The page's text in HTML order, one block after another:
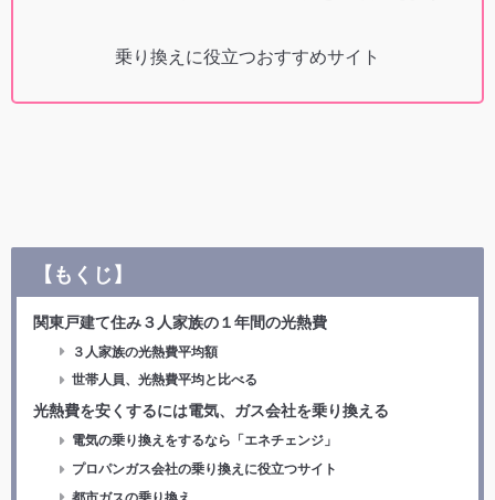
乗り換えに役立つおすすめサイト
【もくじ】
関東戸建て住み３人家族の１年間の光熱費
３人家族の光熱費平均額
世帯人員、光熱費平均と比べる
光熱費を安くするには電気、ガス会社を乗り換える
電気の乗り換えをするなら「エネチェンジ」
プロパンガス会社の乗り換えに役立つサイト